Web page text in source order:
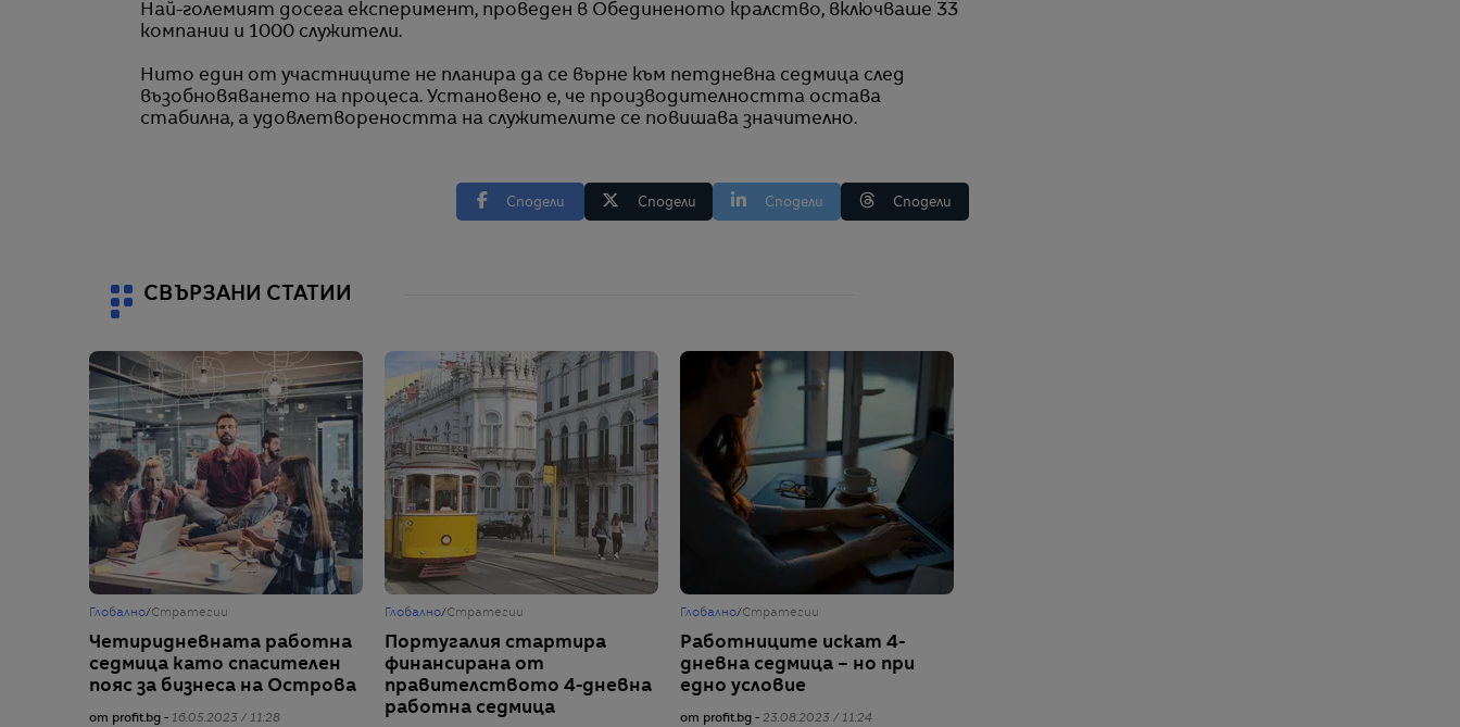
Най-големият досега експеримент, проведен в Обединеното кралство, включваше 33
компании и 1000 служители.
Нито един от участниците не планира да се върне към петдневна седмица след
възобновяването на процеса. Установено е, че производителността остава
стабилна, а удовлетвореността на служителите се повишава значително.
Сподели Сподели Сподели Сподели
СВЪРЗАНИ СТАТИИ
Глобално/Стратегии
Четиридневната работна
седмица като спасителен
пояс за бизнеса на Острова
от profit.bg - 16.05.2023 / 11:28
Глобално/Стратегии
Португалия стартира
финансирана от
правителството 4-дневна
работна седмица
Глобално/Стратегии
Работниците искат 4-
дневна седмица – но при
едно условие
от profit.bg - 23.08.2023 / 11:24